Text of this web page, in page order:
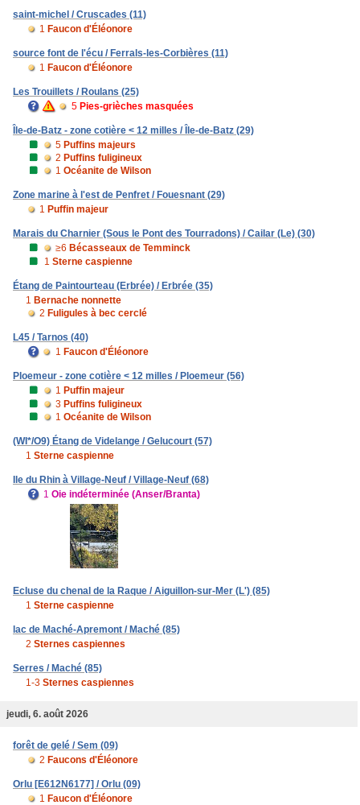
saint-michel / Cruscades (11)
1 Faucon d'Éléonore
source font de l'écu / Ferrals-les-Corbières (11)
1 Faucon d'Éléonore
Les Trouillets / Roulans (25)
5 Pies-grièches masquées
Île-de-Batz - zone cotière < 12 milles / Île-de-Batz (29)
5 Puffins majeurs
2 Puffins fuligineux
1 Océanite de Wilson
Zone marine à l'est de Penfret / Fouesnant (29)
1 Puffin majeur
Marais du Charnier (Sous le Pont des Tourradons) / Cailar (Le) (30)
≥6 Bécasseaux de Temminck
1 Sterne caspienne
Étang de Paintourteau (Erbrée) / Erbrée (35)
1 Bernache nonnette
2 Fuligules à bec cerclé
L45 / Tarnos (40)
1 Faucon d'Éléonore
Ploemeur - zone cotière < 12 milles / Ploemeur (56)
1 Puffin majeur
3 Puffins fuligineux
1 Océanite de Wilson
(WI*/O9) Étang de Videlange / Gelucourt (57)
1 Sterne caspienne
Ile du Rhin à Village-Neuf / Village-Neuf (68)
1 Oie indéterminée (Anser/Branta)
Ecluse du chenal de la Raque / Aiguillon-sur-Mer (L') (85)
1 Sterne caspienne
lac de Maché-Apremont / Maché (85)
2 Sternes caspiennes
Serres / Maché (85)
1-3 Sternes caspiennes
jeudi, 6. août 2026
forêt de gelé / Sem (09)
2 Faucons d'Éléonore
Orlu [E612N6177] / Orlu (09)
1 Faucon d'Éléonore